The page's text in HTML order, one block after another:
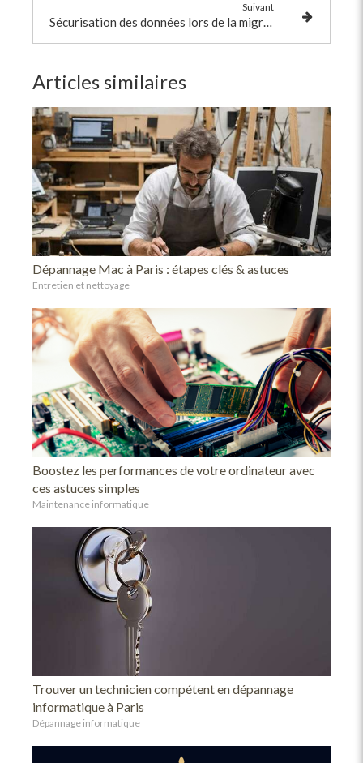
Suivant
Sécurisation des données lors de la migration
Articles similaires
Dépannage Mac à Paris : étapes clés & astuces
Entretien et nettoyage
Boostez les performances de votre ordinateur avec
ces astuces simples
Maintenance informatique
Trouver un technicien compétent en dépannage
informatique à Paris
Dépannage informatique